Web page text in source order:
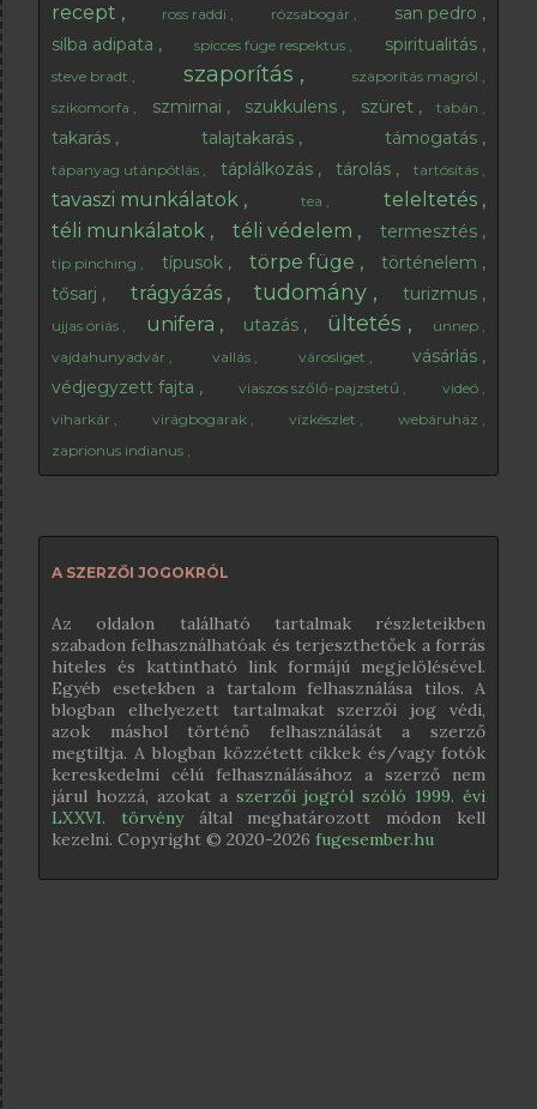
recept ross raddi rózsabogár
san pedro
silba adipata
spicces füge respektus spiritualitás
steve bradt szaporítás
szaporítás magról
szikomorfa
szmirnai szukkulens szüret tabán
takarás talajtakarás támogatás
tápanyag utánpótlás táplálkozás tárolás tartósítás
tavaszi munkálatok tea
teleltetés
téli munkálatok
téli védelem termesztés
tip pinching típusok törpe füge
történelem
tősarj
trágyázás tudomány turizmus
ujjas óriás unifera utazás ültetés
ünnep
vajdahunyadvár
vallás városliget
vásárlás
védjegyzett fajta
viaszos szőlő-pajzstetű
videó
viharkár
virágbogarak vízkészlet
webáruház
zaprionus indianus
A SZERZŐI JOGOKRÓL
Az oldalon található tartalmak részleteikben
szabadon felhasználhatóak és terjeszthetőek a forrás
hiteles és kattintható link formájú megjelölésével.
Egyéb esetekben a tartalom felhasználása tilos. A
blogban elhelyezett tartalmakat szerzői jog védi,
azok máshol történő felhasználását a szerző
megtiltja. A blogban közzétett cikkek és/vagy fotók
kereskedelmi célú felhasználásához a szerző nem
járul hozzá, azokat a szerzői jogról szóló 1999. évi
LXXVI. törvényáltal meghatározott módon kell
kezelni. Copyright © 2020-2026 fugesember.hu